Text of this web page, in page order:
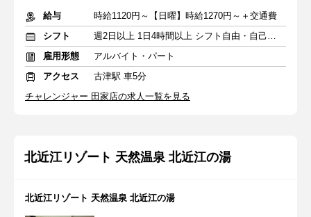
給与
時給1120円～【日曜】時給1270円～＋交通費
シフト
週2日以上 1日4時間以上 シフト自由・自己申告
雇用形態
アルバイト・パート
アクセス
古津駅 車5分
チャレンジャー 田家店の求人一覧を見る
北近江リゾート 天然温泉 北近江の湯
北近江リゾート 天然温泉 北近江の湯